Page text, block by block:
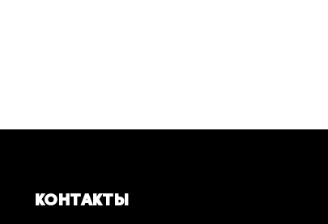
КОНТАКТЫ